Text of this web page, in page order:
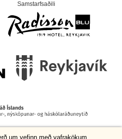
Samstarfsaðili
um vefinn með vafrakökum.